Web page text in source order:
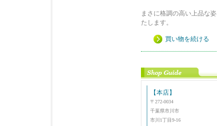
まさに格調の
たします。
買い物を続ける
【本店】
〒272-0034
千葉県市川市
市川1丁目9-16